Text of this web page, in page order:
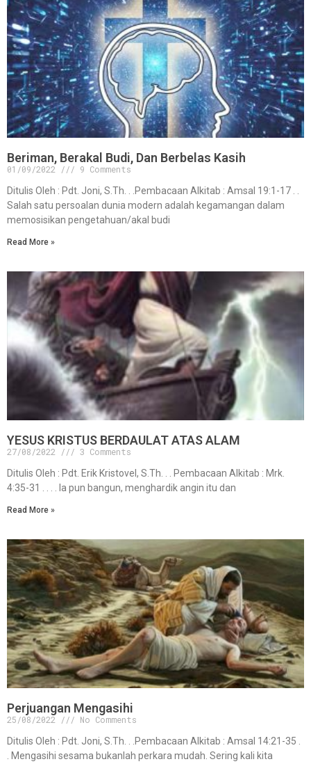
Beriman, Berakal Budi, Dan Berbelas Kasih
01/09/2022
9 Comments
Ditulis Oleh : Pdt. Joni, S.Th. . .Pembacaan Alkitab : Amsal 19:1-17 . .
Salah satu persoalan dunia modern adalah kegamangan dalam
memosisikan pengetahuan/akal budi
Read More »
YESUS KRISTUS BERDAULAT ATAS ALAM
27/08/2022
3 Comments
Ditulis Oleh : Pdt. Erik Kristovel, S.Th. . . Pembacaan Alkitab : Mrk.
4:35-31 . . . . Ia pun bangun, menghardik angin itu dan
Read More »
Perjuangan Mengasihi
25/08/2022
No Comments
Ditulis Oleh : Pdt. Joni, S.Th. . .Pembacaan Alkitab : Amsal 14:21-35 .
. Mengasihi sesama bukanlah perkara mudah. Sering kali kita